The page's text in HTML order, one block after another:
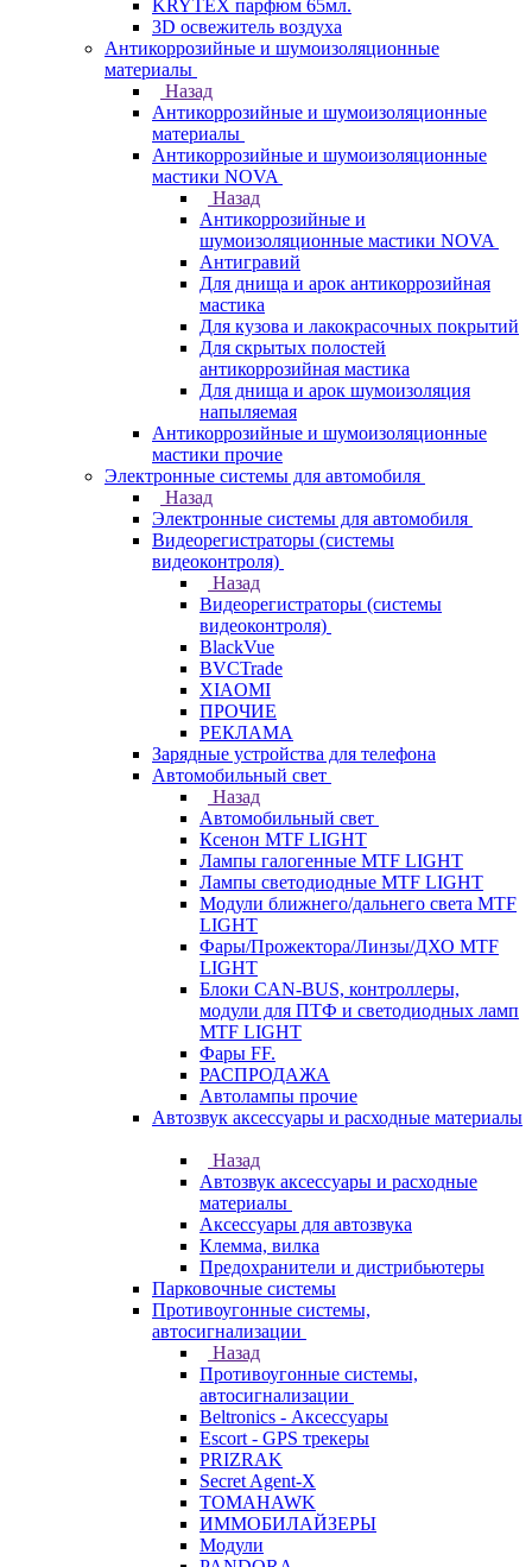
KRYTEX парфюм 65мл.
3D освежитель воздуха
Антикоррозийные и шумоизоляционные
материалы
Назад
Антикоррозийные и шумоизоляционные
материалы
Антикоррозийные и шумоизоляционные
мастики NOVA
Назад
Антикоррозийные и
шумоизоляционные мастики NOVA
Антигравий
Для днища и арок антикоррозийная
мастика
Для кузова и лакокрасочных покрытий
Для скрытых полостей
антикоррозийная мастика
Для днища и арок шумоизоляция
напыляемая
Антикоррозийные и шумоизоляционные
мастики прочие
Электронные системы для автомобиля
Назад
Электронные системы для автомобиля
Видеорегистраторы (системы
видеоконтроля)
Назад
Видеорегистраторы (системы
видеоконтроля)
BlackVue
BVCTrade
XIAOMI
ПРОЧИЕ
РЕКЛАМА
Зарядные устройства для телефона
Автомобильный свет
Назад
Автомобильный свет
Ксенон MTF LIGHT
Лампы галогенные MTF LIGHT
Лампы светодиодные MTF LIGHT
Модули ближнего/дальнего света MTF
LIGHT
Фары/Прожектора/Линзы/ДХО MTF
LIGHT
Блоки CAN-BUS, контроллеры,
модули для ПТФ и светодиодных ламп
MTF LIGHT
Фары FF.
РАСПРОДАЖА
Автолампы прочие
Автозвук аксессуары и расходные материалы
Назад
Автозвук аксессуары и расходные
материалы
Аксессуары для автозвука
Клемма, вилка
Предохранители и дистрибьютеры
Парковочные системы
Противоугонные системы,
автосигнализации
Назад
Противоугонные системы,
автосигнализации
Beltronics - Аксессуары
Escort - GPS трекеры
PRIZRAK
Secret Agent-X
TOMAHAWK
ИММОБИЛАЙЗЕРЫ
Модули